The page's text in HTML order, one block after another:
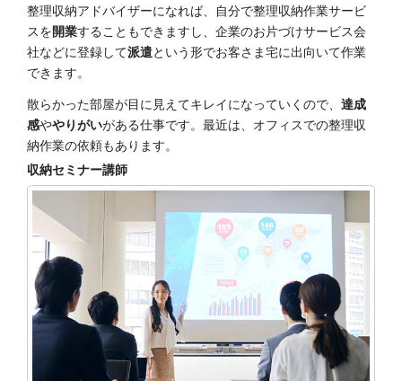
整理収納アドバイザーになれば、自分で整理収納作業サービ
スを開業することもできますし、企業のお片づけサービス会
社などに登録して派遣という形でお客さま宅に出向いて作業
できます。
散らかった部屋が目に見えてキレイになっていくので、 達成
感ややりがいがある仕事です。最近は、オフィスでの整理収
納作業の依頼もあります。
収納セミナー講師